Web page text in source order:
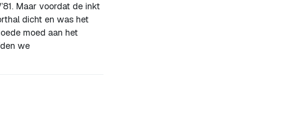
Maar voordat de inkt
dicht en was het
moed aan het
we